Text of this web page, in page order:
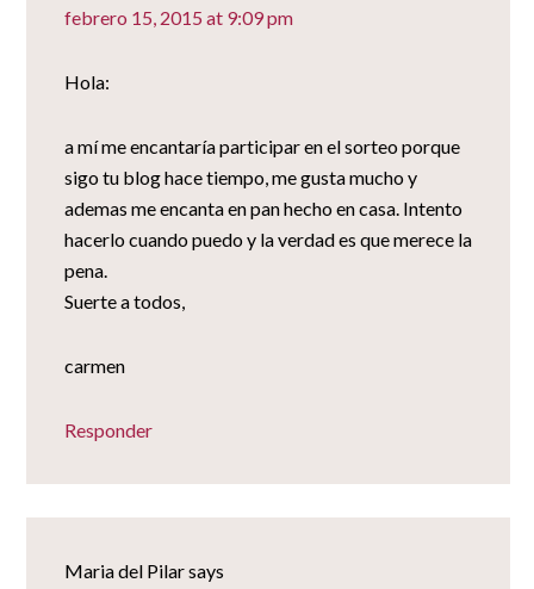
febrero 15, 2015 at 9:09 pm
Hola:
a mí me encantaría participar en el sorteo porque
sigo tu blog hace tiempo, me gusta mucho y
ademas me encanta en pan hecho en casa. Intento
hacerlo cuando puedo y la verdad es que merece la
pena.
Suerte a todos,
carmen
Responder
Maria del Pilarsays